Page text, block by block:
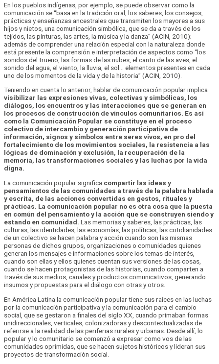
En los pueblos indígenas, por ejemplo, se puede observar como la
comunicación se “basa en la tradición oral, los saberes, los consejos,
prácticas y enseñanzas ancestrales que transmiten los mayores a sus
hijos y nietos, una comunicación simbólica, que se da a través de los
tejidos, las pinturas, las artes, la música y la danza” (ACIN, 2010);
además de comprender una relación especial con la naturaleza donde
está presente la comprensión e interpretación de aspectos como “los
sonidos del trueno, las formas de las nubes, el canto de las aves, el
sonido del agua, el viento, la lluvia, el sol… elementos presentes en cada
uno de los momentos de la vida y de la historia” (ACIN, 2010).
Teniendo en cuenta lo anterior, hablar de comunicación popular implica
visibilizar las expresiones vivas, colectivas y simbólicas, los
diálogos, los encuentros y las interacciones que se generan en
los procesos de construcción de vínculos comunitarios. Es así
como la Comunicación Popular se constituye en el proceso
colectivo de intercambio y generación participativa de
información, signos y símbolos entre seres vivos, en pro del
fortalecimiento de los movimientos sociales, la resistencia a las
lógicas de dominación y exclusión, la recuperación de la
memoria, las transformaciones sociales y las luchas por la vida
digna.
La comunicación popular significa compartir las ideas y
pensamientos de las comunidades a través de la palabra hablada
y escrita, de las acciones convertidas en gestos, rituales y
prácticas. La comunicación popular no es otra cosa que la puesta
en común del pensamiento y la acción que se construyen siendo y
estando en comunidad. Las memorias y saberes, las prácticas, las
culturas, las identidades, las economías, las políticas, las cotidianidades
de un colectivo se hacen palabra y acción cuando son las mismas
personas de dichos grupos, organizaciones o comunidades quienes
generan los mensajes e informaciones sobre los temas de interés,
cuando son ellas y ellos quienes cuentan sus versiones de las cosas,
cuando se hacen protagonistas de las historias, cuando comparten a
través de sus medios, canales y productos comunicativos, generando
insumos y propuestas para el diálogo con otras y otros.
En América Latina la comunicación popular tiene sus raíces en las luchas
por la comunicación participativa y la comunicación para el cambio
social, que se gestaron a finales del siglo XX, cuando primaban formas
unidireccionales, verticales, colonizadoras y descontextualizadas de
referirse a la realidad de las periferias rurales y urbanas. Desde allí, lo
popular y lo comunitario se comenzó a expresar como vos de las
comunidades oprimidas, que se hacen sujetos históricos y lideran sus
proyectos de transformación social.